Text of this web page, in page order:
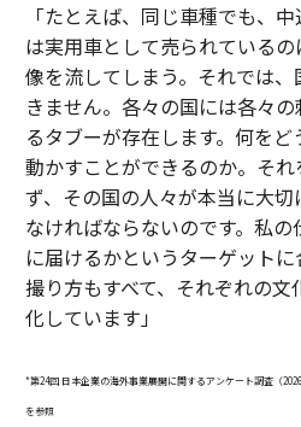
「たとえば、同じ車種でも、
は実用車として売られている
像を流してしまう。それでは
きません。各々の国には各々
るタブーが存在します。何を
動かすことができるのか。そ
ず、その国の人々が本当に大
なければならないのです。私
に届けるかというターゲット
撮り方もすべて、それぞれの
化しています」
*第24回 日本企業の海外事業展開に関するアンケート調査（
を参照